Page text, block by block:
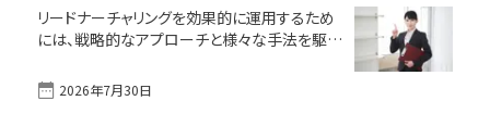
リードナーチャリングを効果的に運用するため
には、戦略的なアプローチと様々な手法を駆使
ングの効果を最大化するための5つの具体的な
手法を紹介します。 リードナーチャリングとは？
2026年7月30日